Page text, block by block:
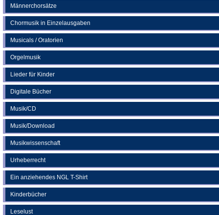
Männerchorsätze
Chormusik in Einzelausgaben
Musicals / Oratorien
Orgelmusik
Lieder für Kinder
Digitale Bücher
Musik/CD
Musik/Download
Musikwissenschaft
Urheberrecht
Ein anziehendes NGL T-Shirt
Kinderbücher
Leselust